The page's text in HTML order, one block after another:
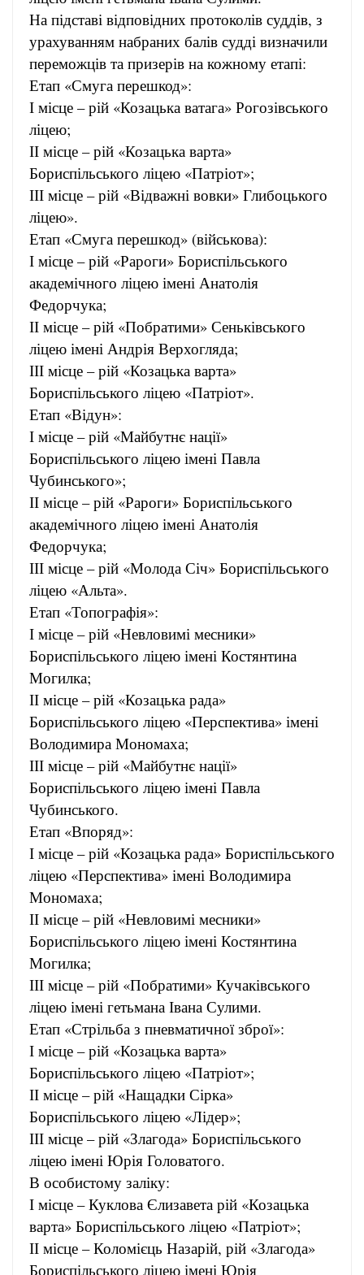
На підставі відповідних протоколів суддів, з
урахуванням набраних балів судді визначили
переможців та призерів на кожному етапі:
Етап «Смуга перешкод»:
І місце – рій «Козацька ватага» Рогозівського
ліцею;
ІІ місце – рій «Козацька варта»
Бориспільського ліцею «Патріот»;
ІІІ місце – рій «Відважні вовки» Глибоцького
ліцею».
Етап «Смуга перешкод» (військова):
І місце – рій «Рароги» Бориспільського
академічного ліцею імені Анатолія
Федорчука;
ІІ місце – рій «Побратими» Сеньківського
ліцею імені Андрія Верхогляда;
ІІІ місце – рій «Козацька варта»
Бориспільського ліцею «Патріот».
Етап «Відун»:
І місце – рій «Майбутнє нації»
Бориспільського ліцею імені Павла
Чубинського»;
ІІ місце – рій «Рароги» Бориспільського
академічного ліцею імені Анатолія
Федорчука;
ІІІ місце – рій «Молода Січ» Бориспільського
ліцею «Альта».
Етап «Топографія»:
І місце – рій «Невловимі месники»
Бориспільського ліцею імені Костянтина
Могилка;
ІІ місце – рій «Козацька рада»
Бориспільського ліцею «Перспектива» імені
Володимира Мономаха;
ІІІ місце – рій «Майбутнє нації»
Бориспільського ліцею імені Павла
Чубинського.
Етап «Впоряд»:
І місце – рій «Козацька рада» Бориспільського
ліцею «Перспектива» імені Володимира
Мономаха;
ІІ місце – рій «Невловимі месники»
Бориспільського ліцею імені Костянтина
Могилка;
ІІІ місце – рій «Побратими» Кучаківського
ліцею імені гетьмана Івана Сулими.
Етап «Стрільба з пневматичної зброї»:
І місце – рій «Козацька варта»
Бориспільського ліцею «Патріот»;
ІІ місце – рій «Нащадки Сірка»
Бориспільського ліцею «Лідер»;
ІІІ місце – рій «Злагода» Бориспільського
ліцею імені Юрія Головатого.
В особистому заліку:
І місце – Куклова Єлизавета рій «Козацька
варта» Бориспільського ліцею «Патріот»;
ІІ місце – Коломієць Назарій, рій «Злагода»
Бориспільського ліцею імені Юрія